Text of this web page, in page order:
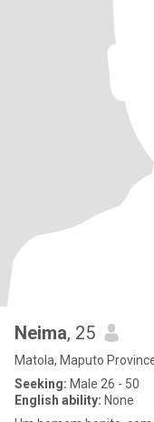
Neima, 25
Matola, Maputo
Seeking: Male 26 - 50
English ability: None